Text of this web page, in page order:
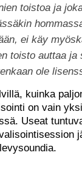
toistoa ja
ei käy
toisto auttaa
ole
kuinka
on vain
Useat